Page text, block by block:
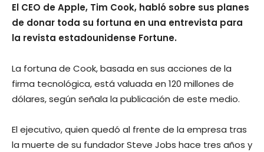
El CEO de Apple, Tim Cook, habló sobre sus planes
de donar toda su fortuna en una entrevista para
la revista estadounidense Fortune.
La fortuna de Cook, basada en sus acciones de la
firma tecnológica, está valuada en 120 millones de
dólares, según señala la publicación de este medio.
El ejecutivo, quien quedó al frente de la empresa tras
la muerte de su fundador Steve Jobs hace tres años y